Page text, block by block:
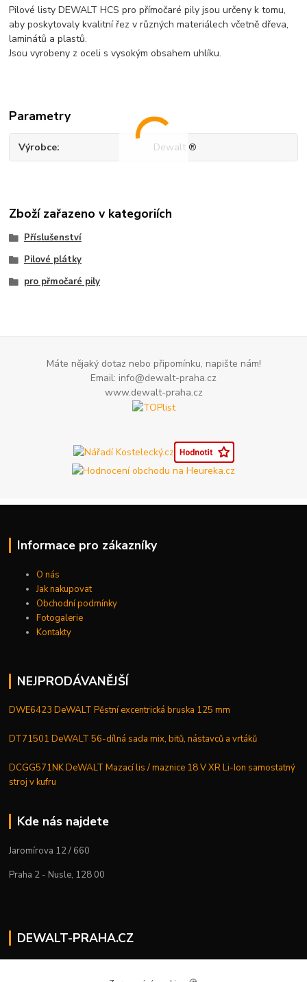
Pilové listy DEWALT HCS pro přímočaré pily jsou určeny k tomu,
aby poskytovaly kvalitní řez v různých materiálech včetně dřeva,
laminátů a plastů.
Jsou vyrobeny z oceli s vysokým obsahem uhlíku.
Parametry
Výrobce Dewalt ®
Zboží zařazeno v kategoriích
Příslušenství
Pilové plátky
pro přmočaré pily
Máte nějaký dotaz nebo připomínku, napište nám!
Email: info@dewalt-praha.cz
www.dewalt-praha.cz
Informace pro zákazníky
O nás
Jak nakupovat
Obchodní podmínky
Fotogalerie
Kontakty
NEJPRODÁVANĚJŠÍ
DWE6423 DeWALT Pěstní excentrická bruska 125 mm
DT71501 DeWALT 56-dílná sada mix, bitů, nástavců a vrtáků
DCGG571NK DeWALT Mazací lis / maznice 18 V XR Li-Ion samostatný
stroj v kufru
Kde nás najdete
Jaromírova 12 / 660
Praha 2 - Nusle, 128 00
DEWALT-PRAHA.CZ